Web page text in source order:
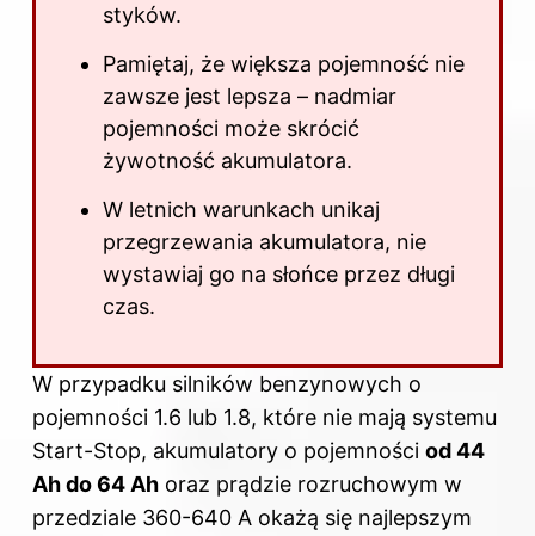
styków.
Pamiętaj, że większa pojemność nie
zawsze jest lepsza – nadmiar
pojemności może skrócić
żywotność akumulatora.
W letnich warunkach unikaj
przegrzewania akumulatora, nie
wystawiaj go na słońce przez długi
czas.
W przypadku silników benzynowych o
pojemności 1.6 lub 1.8, które nie mają systemu
Start-Stop, akumulatory o pojemności od 44
Ah do 64 Ah oraz prądzie rozruchowym w
przedziale 360-640 A okażą się najlepszym